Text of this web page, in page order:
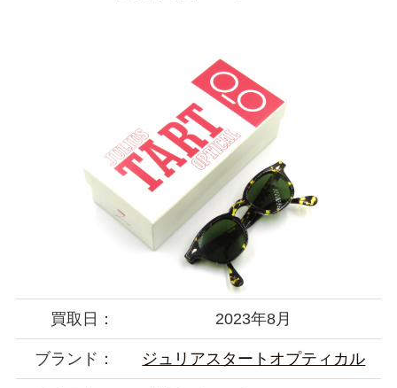
買取日： 2023年8月
ブランド： ジュリアスタートオプティカル